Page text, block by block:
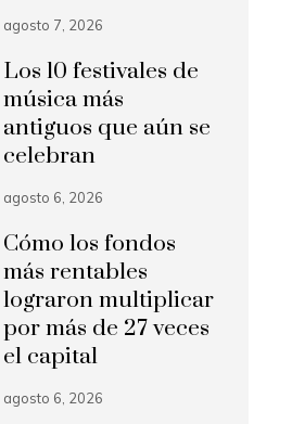
agosto 7, 2026
Los 10 festivales de
música más
antiguos que aún se
celebran
agosto 6, 2026
Cómo los fondos
más rentables
lograron multiplicar
por más de 27 veces
el capital
agosto 6, 2026